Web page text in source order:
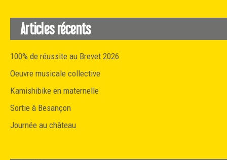
Articles récents
100% de réussite au Brevet 2026
Oeuvre musicale collective
Kamishibike en maternelle
Sortie à Besançon
Journée au château